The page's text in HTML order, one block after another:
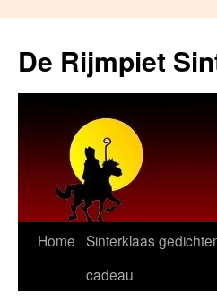
content
De Rijmpiet
Home Sinterklaas
cadeau